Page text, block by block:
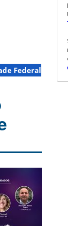
Federal